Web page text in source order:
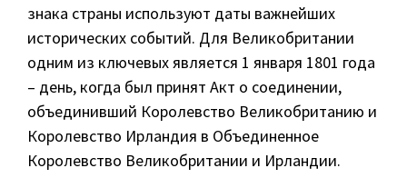
знака страны используют даты важнейших
исторических событий. Для Великобритании
одним из ключевых является 1 января 1801 года
– день, когда был принят Акт о соединении,
объединивший Королевство Великобританию и
Королевство Ирландия в Объединенное
Королевство Великобритании и Ирландии.